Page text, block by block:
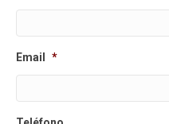
Email *